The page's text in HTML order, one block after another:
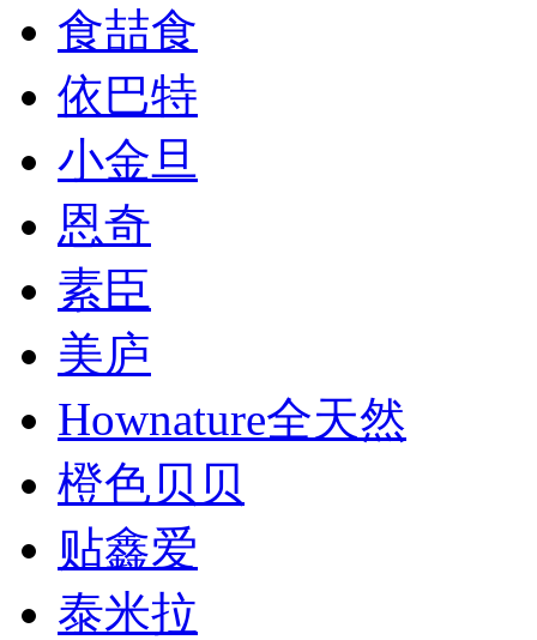
食喆食
依巴特
小金旦
恩奇
素臣
美庐
Hownature全天然
橙色贝贝
贴鑫爱
泰米拉